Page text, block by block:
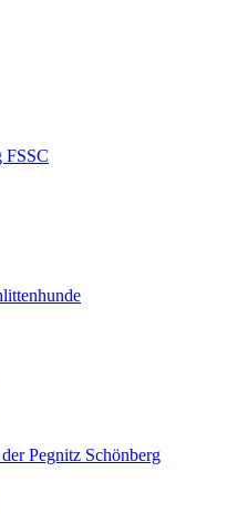
FSSC
Pegnitz Schönberg